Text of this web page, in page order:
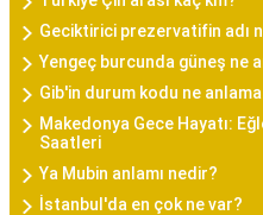
Geciktirici prezervatifin adı
Yengeç burcunda güneş ne
Gib'in durum kodu ne
Makedonya Gece Hayatı:
Saatleri
Ya Mubin anlamı nedir?
İstanbul'da en çok ne var?